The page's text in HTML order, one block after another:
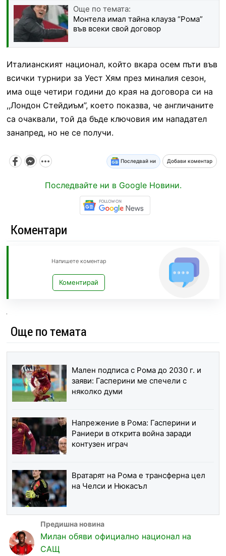
Още по темата:
Монтела имал тайна клауза “Рома”
във всеки свой договор
Италианският национал, който вкара осем пъти във
всички турнири за Уест Хям през миналия сезон,
има още четири години до края на договора си на
,,Лондон Стейдиъм”, което показва, че англичаните
са очаквали, той да бъде ключовия им нападател
занапред, но не се получи.
Последвай ни Добави коментар
Последвайте ни в Google Новини.
Коментари
Напишете коментар
Коментирай
Още по темата
Мален подписа с Рома до 2030 г. и
заяви: Гасперини ме спечели с
няколко думи
Напрежение в Рома: Гасперини и
Раниери в открита война заради
контузен играч
Вратарят на Рома е трансферна цел
на Челси и Нюкасъл
Милан обяви официално национал на
САЩ